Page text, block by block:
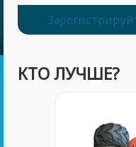
КТО ЛУЧШЕ?